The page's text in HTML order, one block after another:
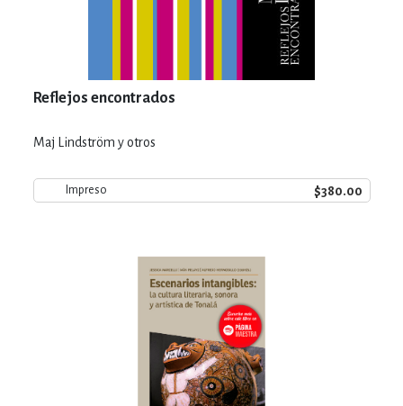
Reflejos encontrados
Maj Lindström y otros
Impreso $380.00